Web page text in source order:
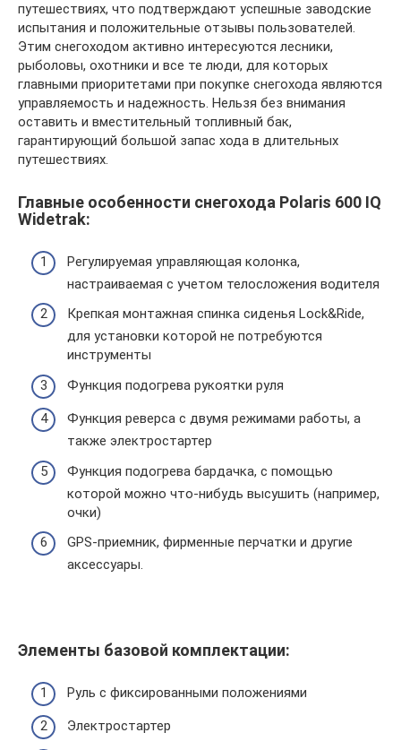
путешествиях, что подтверждают успешные заводские
испытания и положительные отзывы пользователей.
Этим снегоходом активно интересуются лесники,
рыболовы, охотники и все те люди, для которых
главными приоритетами при покупке снегохода являются
управляемость и надежность. Нельзя без внимания
оставить и вместительный топливный бак,
гарантирующий большой запас хода в длительных
путешествиях.
Главные особенности снегохода Polaris 600 IQ
Widetrak:
Регулируемая управляющая колонка,
настраиваемая с учетом телосложения водителя
Крепкая монтажная спинка сиденья Lock&Ride,
для установки которой не потребуются
инструменты
Функция подогрева рукоятки руля
Функция реверса с двумя режимами работы, а
также электростартер
Функция подогрева бардачка, с помощью
которой можно что-нибудь высушить (например,
очки)
GPS-приемник, фирменные перчатки и другие
аксессуары.
Элементы базовой комплектации:
Руль с фиксированными положениями
Электростартер